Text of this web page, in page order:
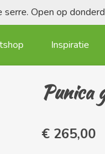
Open op
Inspiratie
Punica
€ 265,00